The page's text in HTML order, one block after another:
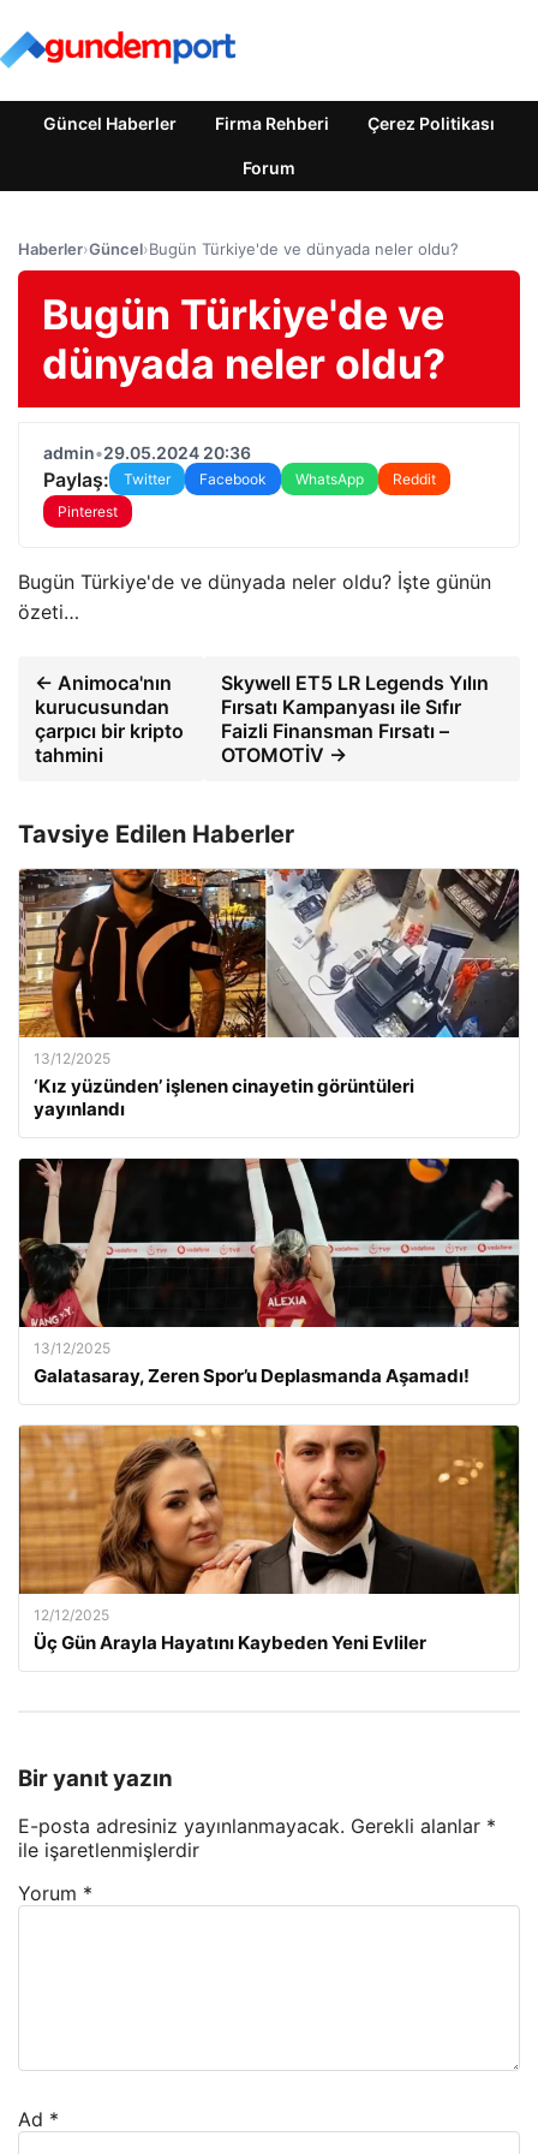
Güncel Haberler Firma Rehberi Çerez Politikası
Forum
Haberler›Güncel›Bugün Türkiye'de ve dünyada neler oldu?
Bugün Türkiye'de ve
dünyada neler oldu?
admin•29.05.2024 20:36
Paylaş: Twitter Facebook WhatsApp
Reddit
Pinterest
Bugün Türkiye'de ve dünyada neler oldu? İşte günün
özeti…
← Animoca'nın
kurucusundan
çarpıcı bir kripto
tahmini
Skywell ET5 LR Legends Yılın
Fırsatı Kampanyası ile Sıfır
Faizli Finansman Fırsatı –
OTOMOTİV →
Tavsiye Edilen Haberler
13/12/2025
‘Kız yüzünden’ işlenen cinayetin görüntüleri
yayınlandı
13/12/2025
Galatasaray, Zeren Spor’u Deplasmanda Aşamadı!
12/12/2025
Üç Gün Arayla Hayatını Kaybeden Yeni Evliler
Bir yanıt yazın
E-posta adresiniz yayınlanmayacak. Gerekli alanlar *
ile işaretlenmişlerdir
Yorum *
Ad *